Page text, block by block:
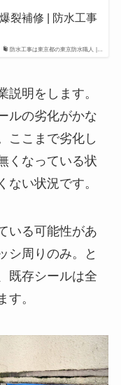
防水工事は東京都の東京防水職人 |…
裂補修 | 防水工事
説明をします。
ルの劣化がかな
ここまで劣化し
くなっている状
ない状況です。
いる可能性があ
シ周りのみ。と
既存シールは全
す。